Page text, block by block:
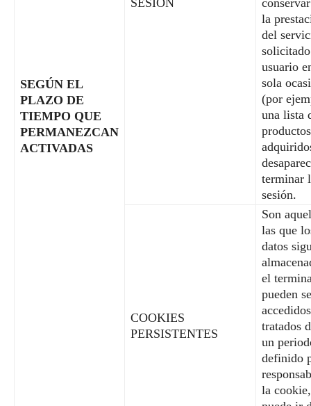
SEGÚN EL
PLAZO DE
TIEMPO QUE
PERMANEZCAN
ACTIVADAS
SESIÓN
la
del
usuario
sola
(por
una lista
productos
terminar
sesión.
COOKIES
PERSISTENTES
Son
las que
datos
el
pueden
tratados
un
definido
la